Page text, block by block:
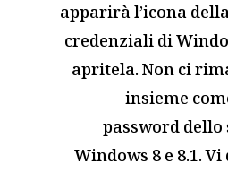
apparirà l’icona
credenziali di
apritela. Non ci
insieme
password
Windows 8 e 8.1.